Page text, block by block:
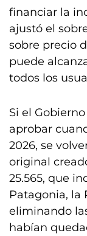
financiar la
ajustó el
sobre precio
puede
todos los
Si el
aprobar
2026, se
original
25.565, que
Patagonia, la
eliminando
habían